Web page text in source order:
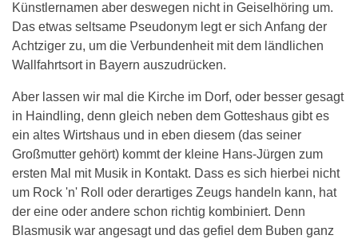
Künstlernamen aber deswegen nicht in Geiselhöring um.
Das etwas seltsame Pseudonym legt er sich Anfang der
Achtziger zu, um die Verbundenheit mit dem ländlichen
Wallfahrtsort in Bayern auszudrücken.
Aber lassen wir mal die Kirche im Dorf, oder besser gesagt
in Haindling, denn gleich neben dem Gotteshaus gibt es
ein altes Wirtshaus und in eben diesem (das seiner
Großmutter gehört) kommt der kleine Hans-Jürgen zum
ersten Mal mit Musik in Kontakt. Dass es sich hierbei nicht
um Rock 'n' Roll oder derartiges Zeugs handeln kann, hat
der eine oder andere schon richtig kombiniert. Denn
Blasmusik war angesagt und das gefiel dem Buben ganz